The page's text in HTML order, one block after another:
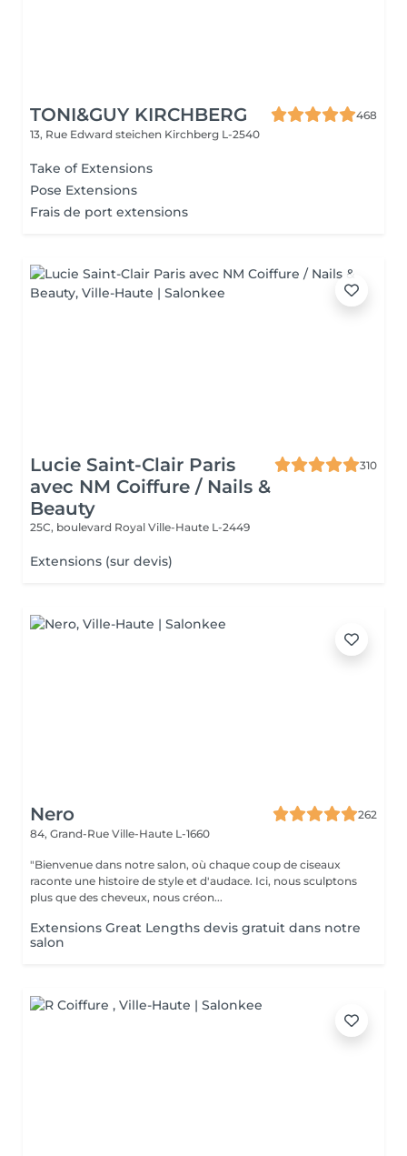
TONI&GUY KIRCHBERG
468
13, Rue Edward steichen Kirchberg L-2540
Take of Extensions
Pose Extensions
Frais de port extensions
Lucie Saint-Clair Paris
avec NM Coiffure / Nails &
Beauty
310
25C, boulevard Royal Ville-Haute L-2449
Extensions (sur devis)
Nero
262
84, Grand-Rue Ville-Haute L-1660
"Bienvenue dans notre salon, où chaque coup de ciseaux
raconte une histoire de style et d'audace. Ici, nous sculptons
plus que des cheveux, nous créon...
Extensions Great Lengths devis gratuit dans notre
salon